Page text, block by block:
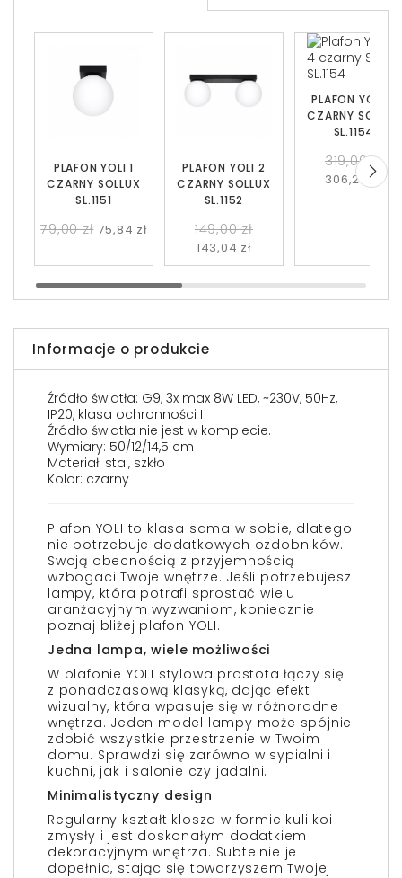
PLAFON YOLI 1
CZARNY SOLLUX
SL.1151
79,00 zł 75,84 zł
PLAFON YOLI 2
CZARNY SOLLUX
SL.1152
149,00 zł
143,04 zł
PLAFON YOLI 4
CZARNY SOLLUX
SL.1154
319,00 zł
306,24 zł
Informacje o produkcie
Źródło światła: G9, 3x max 8W LED, ~230V, 50Hz,
IP20, klasa ochronności I
Źródło światła nie jest w komplecie.
Wymiary: 50/12/14,5 cm
Materiał: stal, szkło
Kolor: czarny
Plafon YOLI to klasa sama w sobie, dlatego
nie potrzebuje dodatkowych ozdobników.
Swoją obecnością z przyjemnością
wzbogaci Twoje wnętrze. Jeśli potrzebujesz
lampy, która potrafi sprostać wielu
aranżacyjnym wyzwaniom, koniecznie
poznaj bliżej plafon YOLI.
Jedna lampa, wiele możliwości
W plafonie YOLI stylowa prostota łączy się
z ponadczasową klasyką, dając efekt
wizualny, która wpasuje się w różnorodne
wnętrza. Jeden model lampy może spójnie
zdobić wszystkie przestrzenie w Twoim
domu. Sprawdzi się zarówno w sypialni i
kuchni, jak i salonie czy jadalni.
Minimalistyczny design
Regularny kształt klosza w formie kuli koi
zmysły i jest doskonałym dodatkiem
dekoracyjnym wnętrza. Subtelnie je
dopełnia, stając się towarzyszem Twojej